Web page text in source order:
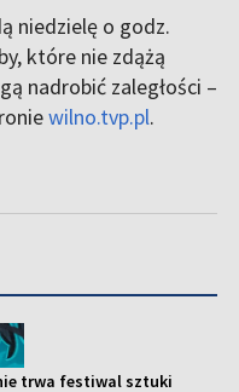
niedzielę o godz.
które nie zdążą
nadrobić zaległości –
wilno.tvp.pl.
trwa festiwal sztuki